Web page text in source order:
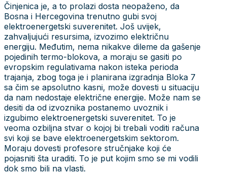
Činjenica je, a to prolazi dosta neopaženo, da
Bosna i Hercegovina trenutno gubi svoj
elektroenergetski suverenitet. Još uvijek,
zahvaljujući resursima, izvozimo električnu
energiju. Međutim, nema nikakve dileme da gašenje
pojedinih termo-blokova, a moraju se gasiti po
evropskim regulativama nakon isteka perioda
trajanja, zbog toga je i planirana izgradnja Bloka 7
sa čim se apsolutno kasni, može dovesti u situaciju
da nam nedostaje električne energije. Može nam se
desiti da od izvoznika postanemo uvoznik i
izgubimo elektroenergetski suverenitet. To je
veoma ozbiljna stvar o kojoj bi trebali voditi računa
svi koji se bave elektroenergetskim sektorom.
Moraju dovesti profesore stručnjake koji će
pojasniti šta uraditi. To je put kojim smo se mi vodili
dok smo bili na vlasti.